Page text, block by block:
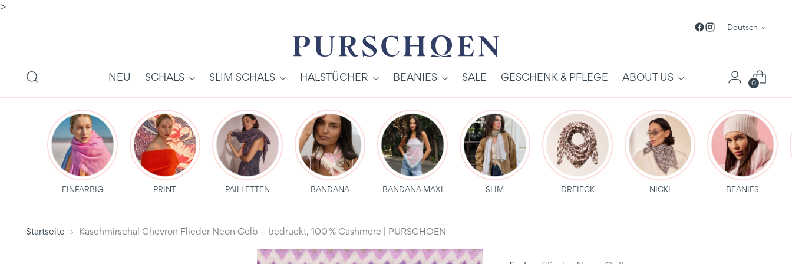
>
Sprache
Deutsch
NEU SCHALS SLIM SCHALS HALSTÜCHER BEANIES SALE GESCHENK & PFLEGE ABOUT US 0
EINFARBIG PRINT PAILLETTEN BANDANA BANDANA MAXI SLIM DREIECK NICKI BEANIES
Startseite Kaschmirschal Chevron Flieder Neon Gelb – bedruckt, 100 % Cashmere | PURSCHOEN